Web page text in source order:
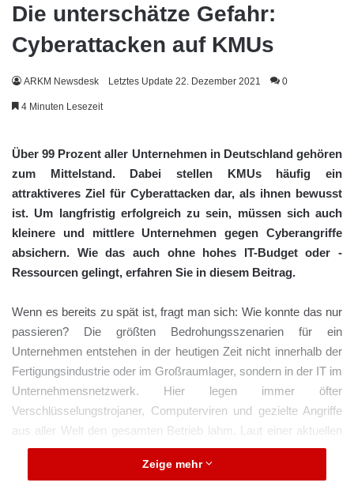
Die unterschätze Gefahr:
Cyberattacken auf KMUs
ARKM Newsdesk Letztes Update 22. Dezember 2021 0
4 Minuten Lesezeit
Über 99 Prozent aller Unternehmen in Deutschland gehören
zum Mittelstand. Dabei stellen KMUs häufig ein
attraktiveres Ziel für Cyberattacken dar, als ihnen bewusst
ist. Um langfristig erfolgreich zu sein, müssen sich auch
kleinere und mittlere Unternehmen gegen Cyberangriffe
absichern. Wie das auch ohne hohes IT-Budget oder -
Ressourcen gelingt, erfahren Sie in diesem Beitrag.
Wenn es bereits zu spät ist, fragt man sich: Wie konnte das nur
passieren? Die größten Bedrohungsszenarien für ein
Unternehmen entstehen in der heutigen Zeit nicht innerhalb der
Fertigungsindustrie oder im Großraumlager, sondern in der IT im
Unternehmensnetzwerk. Hier legen immer öfter
Verschlüsselungstrojaner, Computerviren und gezielte Angriffe
aus aller Welt den gesamten Betrieb lahm. Laut einer aktuellen
Studie vonBitkomwurden letztes Jahr neun von zehn befragten
Unternehmen Ziel einer Cyberattacke. Auch der Schaden auf
Zeige mehr